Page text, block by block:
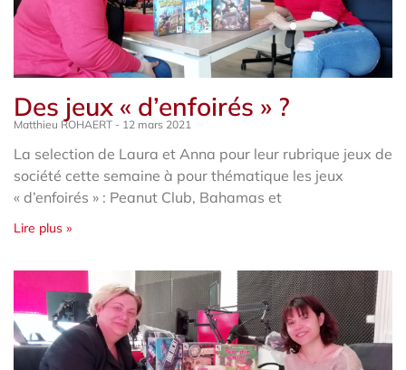
Des jeux « d’enfoirés » ?
Matthieu ROHAERT 12 mars 2021
La selection de Laura et Anna pour leur rubrique jeux de
société cette semaine à pour thématique les jeux
« d’enfoirés » : Peanut Club, Bahamas et
Lire plus »